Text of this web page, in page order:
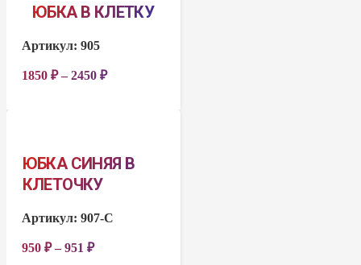
ЮБКА В КЛЕТКУ
Артикул:905
1850₽–2450₽
ЮБКА СИНЯЯ В
КЛЕТОЧКУ
Артикул:907-С
950₽–951₽